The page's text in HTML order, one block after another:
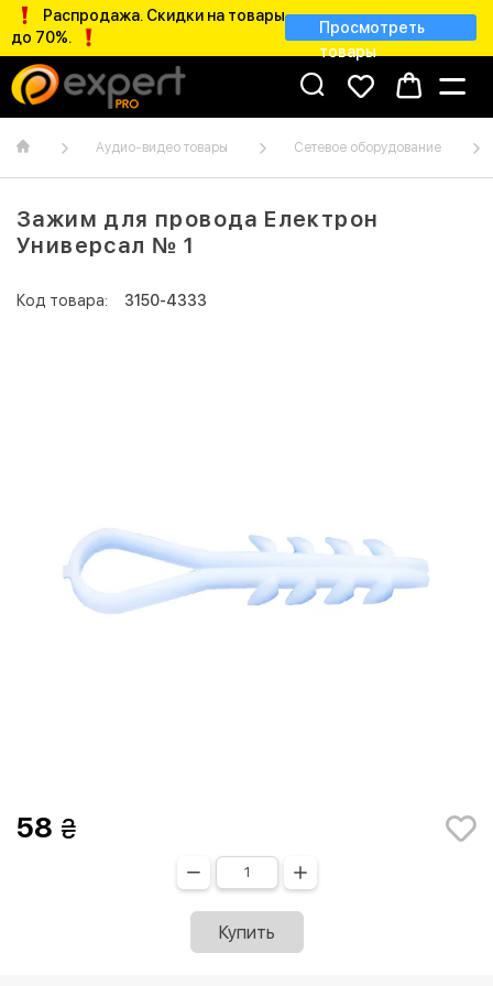
Распродажа. Скидки на товары
до 70%.
Просмотреть
товары
Аудио-видео товары Сетевое оборудование
Зажим для провода Електрон
Универсал № 1
Код товара: 3150-4333
58
Купить